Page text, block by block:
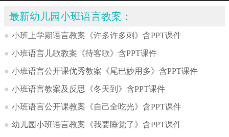
最新幼儿园小班语言教案：
● 小班上学期语言教案《许多许多刺》含PPT课件
● 小班语言儿歌教案《待客歌》含PPT课件
● 小班语言公开课优秀教案《尾巴妙用多》含PPT课件
● 小班语言教案及反思《冬天到》含PPT课件
● 小班语言公开课教案《自己全吃光》含PPT课件
● 幼儿园小班语言教案《我要睡觉了》含PPT课件